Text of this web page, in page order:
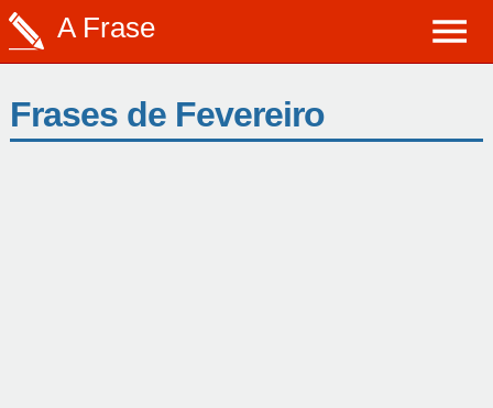
A Frase
Frases de Fevereiro